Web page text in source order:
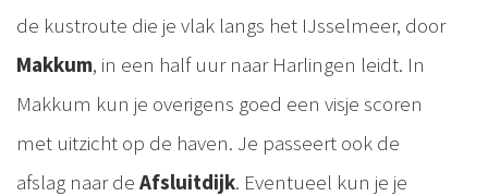
de kustroute die je vlak langs het IJsselmeer, door
Makkum, in een half uur naar Harlingen leidt. In
Makkum kun je overigens goed een visje scoren
met uitzicht op de haven. Je passeert ook de
afslag naar de Afsluitdijk. Eventueel kun je je